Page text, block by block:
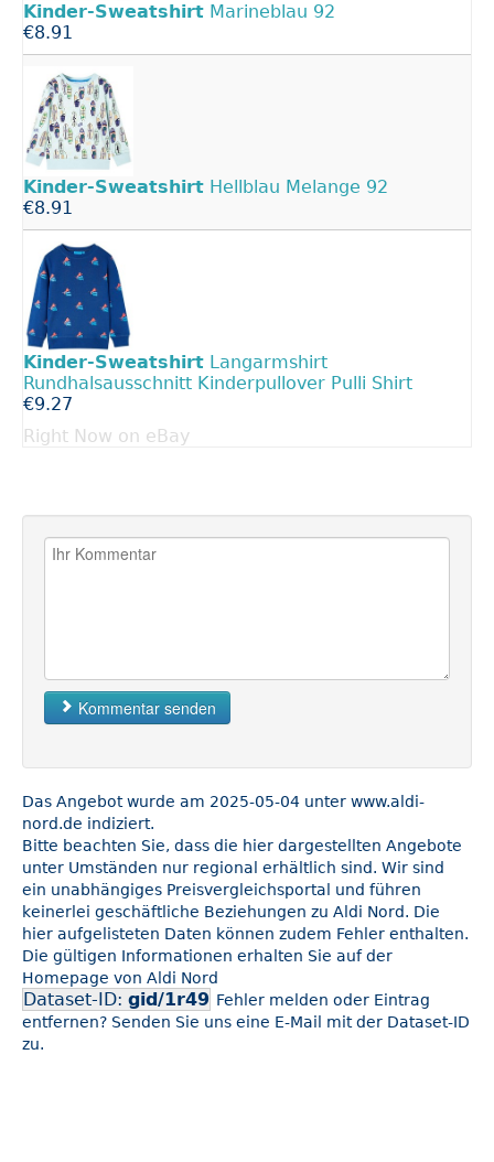
Kinder-Sweatshirt Marineblau 92
€8.91
Kinder-Sweatshirt Hellblau Melange 92
€8.91
Kinder-Sweatshirt Langarmshirt
Rundhalsausschnitt Kinderpullover Pulli Shirt
€9.27
Right Now on eBay
Kommentar senden
Das Angebot wurde am 2025-05-04 unter www.aldi-
nord.de indiziert.
Bitte beachten Sie, dass die hier dargestellten Angebote
unter Umständen nur regional erhältlich sind. Wir sind
ein unabhängiges Preisvergleichsportal und führen
keinerlei geschäftliche Beziehungen zu Aldi Nord. Die
hier aufgelisteten Daten können zudem Fehler enthalten.
Die gültigen Informationen erhalten Sie auf der
Homepage von Aldi Nord
Dataset-ID: gid/1r49 Fehler melden oder Eintrag
entfernen? Senden Sie uns eine E-Mail mit der Dataset-ID
zu.